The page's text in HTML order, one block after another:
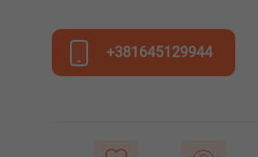
+381645129944